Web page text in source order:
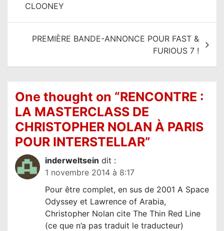
g
i
CLOONEY
PREMIÈRE BANDE-ANNONCE POUR FAST &
FURIOUS 7 !
One thought on “RENCONTRE :
LA MASTERCLASS DE
CHRISTOPHER NOLAN À PARIS
POUR INTERSTELLAR”
inderweltsein dit :
1 novembre 2014 à 8:17
Pour être complet, en sus de 2001 A Space
Odyssey et Lawrence of Arabia,
Christopher Nolan cite The Thin Red Line
(ce que n’a pas traduit le traducteur)